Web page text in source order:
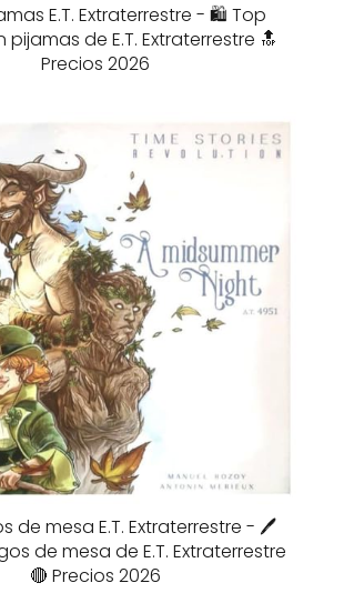
E.T. Extraterrestre - 🛍️ Top
de E.T. Extraterrestre 🔝
Precios 2026
de mesa E.T. Extraterrestre - 🖊️
de mesa de E.T. Extraterrestre
🔴 Precios 2026